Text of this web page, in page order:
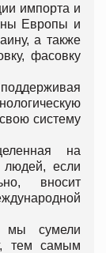
импорта и
Европы и
а также
фасовку
систему
на
людей, если
вносит
мы сумели
тем самым